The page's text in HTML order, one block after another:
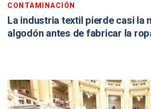
CONTAMINACIÓN
La industria textil pierde casi la
algodón antes de fabricar la